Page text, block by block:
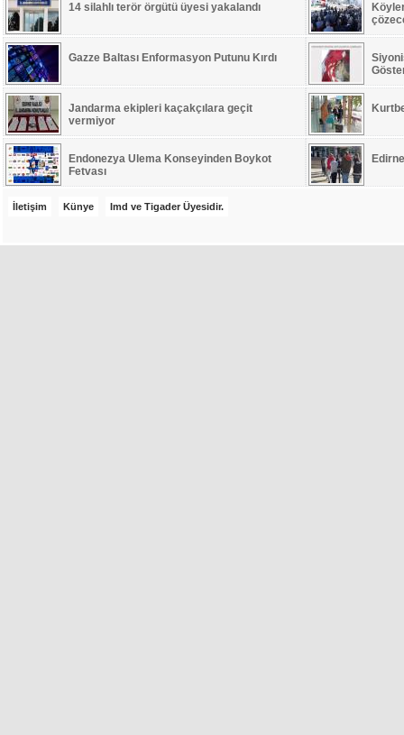
14 silahlı terör örgütü üyesi yakalandı
Gazze Baltası Enformasyon Putunu Kırdı
Jandarma ekipleri kaçakçılara geçit
vermiyor
Endonezya Ulema Konseyinden Boykot
Fetvası
İletişim Künye Imd ve Tigader Üyesidir.